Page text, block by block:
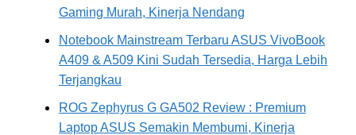
Gaming Murah, Kinerja Nendang
Notebook Mainstream Terbaru ASUS VivoBook
A409 & A509 Kini Sudah Tersedia, Harga Lebih
Terjangkau
ROG Zephyrus G GA502 Review : Premium
Laptop ASUS Semakin Membumi, Kinerja